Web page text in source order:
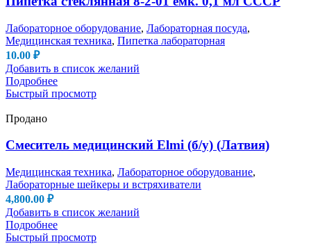
Лабораторное оборудование, Лабораторная посуда,
Медицинская техника, Пипетка лабораторная
10.00 ₽
Добавить в список желаний
Подробнее
Быстрый просмотр
Продано
Смеситель медицинский Elmi (б/у) (Латвия)
Медицинская техника, Лабораторное оборудование,
Лабораторные шейкеры и встряхиватели
4,800.00 ₽
Добавить в список желаний
Подробнее
Быстрый просмотр